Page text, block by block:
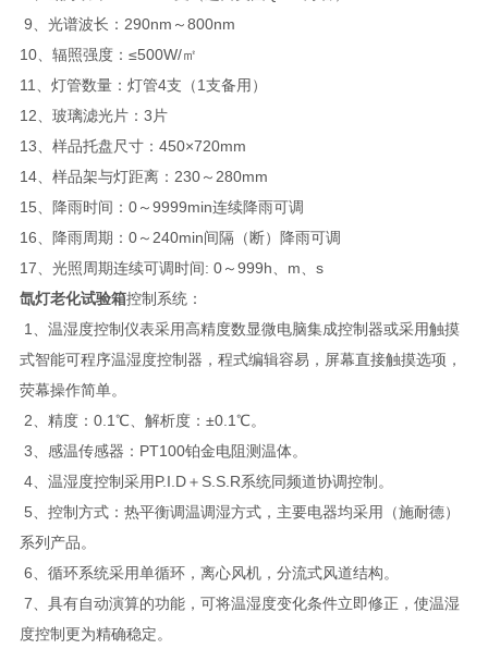
9、光谱波长：290nm～800nm
10、辐照强度：≤500W/㎡
11、灯管数量：灯管4支（1支备用）
12、玻璃滤光片：3片
13、样品托盘尺寸：450×720mm
14、样品架与灯距离：230～280mm
15、降雨时间：0～9999min连续降雨可调
16、降雨周期：0～240min间隔（断）降雨可调
17、光照周期连续可调时间: 0～999h、m、s
氙灯老化试验箱控制系统：
1、温湿度控制仪表采用高精度数显微电脑集成控制器或采用触摸
式智能可程序温湿度控制器，程式编辑容易，屏幕直接触摸选项，
荧幕操作简单。
2、精度：0.1℃、解析度：±0.1℃。
3、感温传感器：PT100铂金电阻测温体。
4、温湿度控制采用P.I.D＋S.S.R系统同频道协调控制。
5、控制方式：热平衡调温调湿方式，主要电器均采用（施耐德）
系列产品。
6、循环系统采用单循环，离心风机，分流式风道结构。
7、具有自动演算的功能，可将温湿度变化条件立即修正，使温湿
度控制更为精确稳定。